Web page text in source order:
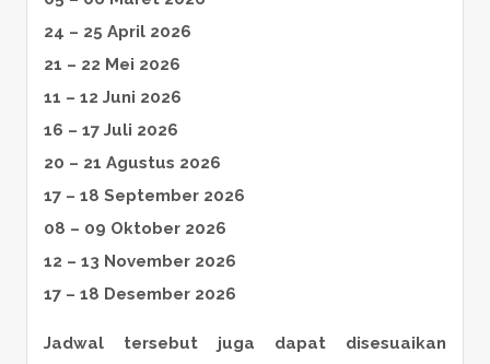
24 – 25 April 2026
21 – 22 Mei 2026
11 – 12 Juni 2026
16 – 17 Juli 2026
20 – 21 Agustus 2026
17 – 18 September 2026
08 – 09 Oktober 2026
12 – 13 November 2026
17 – 18 Desember 2026
Jadwal tersebut juga dapat disesuaikan